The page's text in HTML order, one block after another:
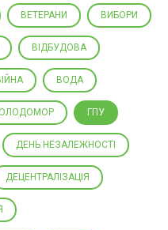
ВЕТЕРАНИ ВИБОРИ
ВІДБУДОВА
ВОДА
ГПУ
ДЕНЬ НЕЗАЛЕЖНОСТІ
ДЕЦЕНТРАЛІЗАЦІЯ